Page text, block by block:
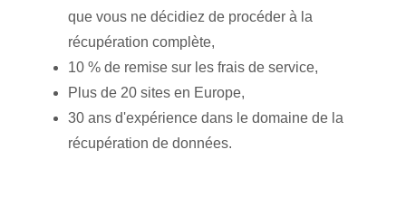
que vous ne décidiez de procéder à la
récupération complète,
10 % de remise sur les frais de service,
Plus de 20 sites en Europe,
30 ans d'expérience dans le domaine de la
récupération de données.